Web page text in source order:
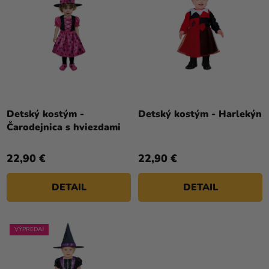
T
O
Detský kostým -
Čarodejnica s hviezdami
22,90 €
DETAIL
Detský kostým - Harlekýn
22,90 €
DETAIL
VÝPREDAJ